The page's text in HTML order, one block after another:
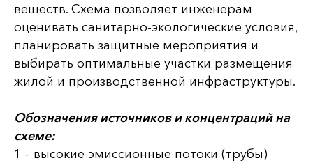
веществ. Схема позволяет инженерам
оценивать санитарно-экологические условия,
планировать защитные мероприятия и
выбирать оптимальные участки размещения
жилой и производственной инфраструктуры.
Обозначения источников и концентраций на
схеме:
1 – высокие эмиссионные потоки (трубы)